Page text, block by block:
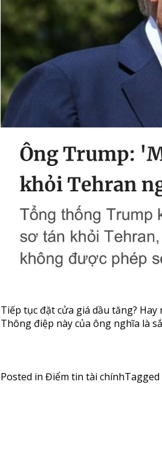
Tiếp tục đặt cửa giá dầu tăng? Hay
Thông điệp này của ông nghĩa là
Posted in Điểm tin tài chínhTagged